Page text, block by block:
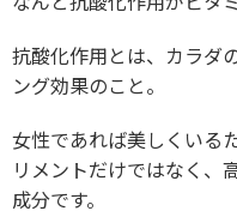
抗酸化作用とは、カラダ
ング効果のこと。
女性であれば美しくいる
リメントだけではなく、
成分です。